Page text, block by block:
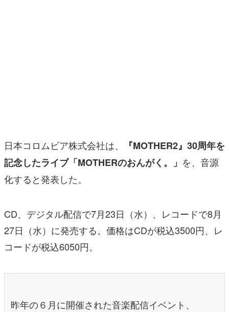
その他
日本コロムビア株式会社は、
『MOTHER2』30周年を
記念したライブ「MOTHERのおんがく。」 を、音源
化すると発表した。
CD、デジタル配信で7月23日（水）、レコードで8月
27日（水）に発売する。価格はCDが税込3500円、レ
コードが税込6050円。
昨年の６月に開催された音楽配信イベント、